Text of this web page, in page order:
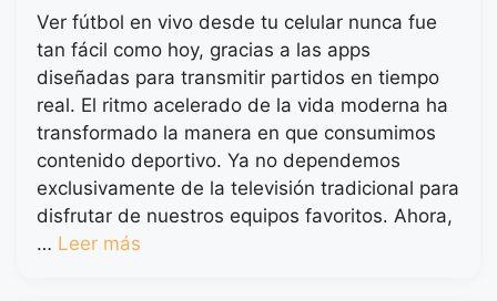
Ver fútbol en vivo desde tu celular nunca fue
tan fácil como hoy, gracias a las apps
diseñadas para transmitir partidos en tiempo
real. El ritmo acelerado de la vida moderna ha
transformado la manera en que consumimos
contenido deportivo. Ya no dependemos
exclusivamente de la televisión tradicional para
disfrutar de nuestros equipos favoritos. Ahora,
… Leer más